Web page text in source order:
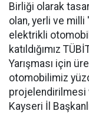
Birliği olarak
olan, yerli ve
elektrikli
katıldığımız
Yarışması için
otomobilimiz
projelendirilmesi
Kayseri İl